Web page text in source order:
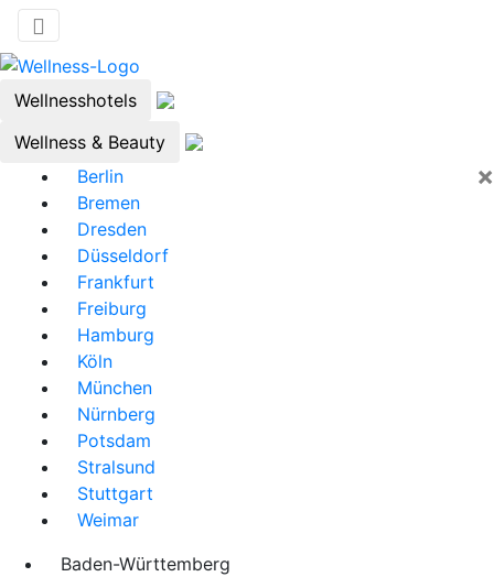
Wellnesshotels
Wellness & Beauty
×
Berlin
Bremen
Dresden
Düsseldorf
Frankfurt
Freiburg
Hamburg
Köln
München
Nürnberg
Potsdam
Stralsund
Stuttgart
Weimar
Baden-Württemberg